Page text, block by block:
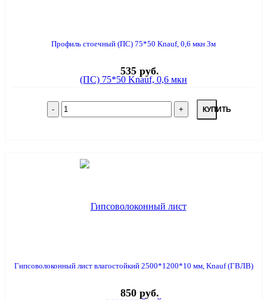
Профиль стоечный (ПС) 75*50 Knauf, 0,6 мкн 3м
535 руб.
КУПИТЬ
Гипсоволоконный лист влагостойкий 2500*1200*10 мм, Knauf (ГВЛВ)
850 руб.